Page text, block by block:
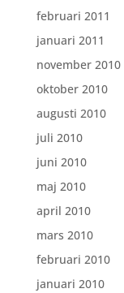
februari 2011
januari 2011
november 2010
oktober 2010
augusti 2010
juli 2010
juni 2010
maj 2010
april 2010
mars 2010
februari 2010
januari 2010